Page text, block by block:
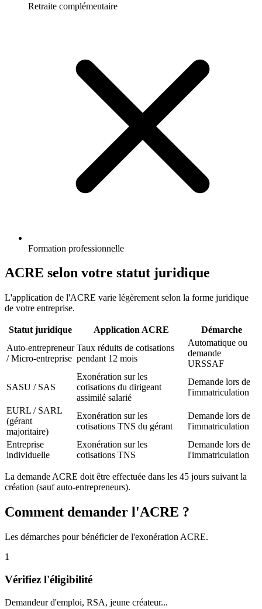
Retraite complémentaire
Formation professionnelle
ACRE selon votre statut juridique
L'application de l'ACRE varie légèrement selon la forme juridique
de votre entreprise.
Statut juridique Application ACRE
Démarche
Auto-entrepreneur
/ Micro-entreprise
Taux réduits de cotisations
pendant 12 mois
Automatique ou
demande
URSSAF
SASU / SAS
Exonération sur les
cotisations du dirigeant
assimilé salarié
Demande lors de
l'immatriculation
EURL / SARL
(gérant
majoritaire)
Exonération sur les
cotisations TNS du gérant
Demande lors de
l'immatriculation
Entreprise
individuelle
Exonération sur les
cotisations TNS
Demande lors de
l'immatriculation
La demande ACRE doit être effectuée dans les 45 jours suivant la
création (sauf auto-entrepreneurs).
Comment demander l'ACRE ?
Les démarches pour bénéficier de l'exonération ACRE.
1
Vérifiez l'éligibilité
Demandeur d'emploi, RSA, jeune créateur...